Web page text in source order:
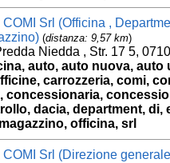
COMI Srl (Officina ,
(distanza: 9,57 km)
Niedda , Str. 17 5,
auto, auto nuova, auto
carrozzeria, comi,
concessionaria,
dacia, department, di,
officina, srl
COMI Srl (Direzione